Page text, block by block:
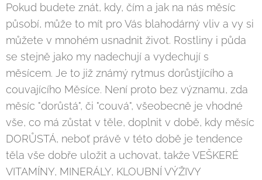
Pokud budete znát, kdy, čím a jak na nás měsíc
působí, může to mít pro Vás blahodárný vliv a vy si
můžete v mnohém usnadnit život. Rostliny i půda
se stejně jako my nadechují a vydechují s
měsícem. Je to již známý rytmus dorůstjícího a
couvajícího Měsíce. Není proto bez významu, zda
měsíc "dorůstá", či "couvá", všeobecně je vhodné
vše, co má zůstat v těle, doplnit v době, kdy měsíc
DORŮSTÁ, neboť právě v této době je tendence
těla vše dobře uložit a uchovat, takže VEŠKERÉ
VITAMÍNY, MINERÁLY, KLOUBNÍ VÝŽIVY